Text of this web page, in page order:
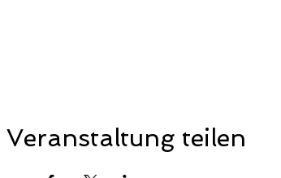
Veranstaltung teilen